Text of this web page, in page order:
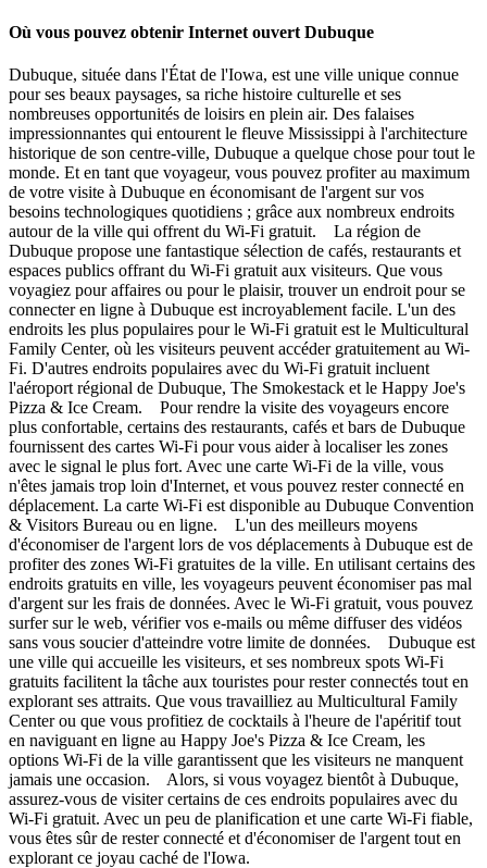
Où vous pouvez obtenir Internet ouvert Dubuque
Dubuque, située dans l'État de l'Iowa, est une ville unique connue
pour ses beaux paysages, sa riche histoire culturelle et ses
nombreuses opportunités de loisirs en plein air. Des falaises
impressionnantes qui entourent le fleuve Mississippi à l'architecture
historique de son centre-ville, Dubuque a quelque chose pour tout le
monde. Et en tant que voyageur, vous pouvez profiter au maximum
de votre visite à Dubuque en économisant de l'argent sur vos
besoins technologiques quotidiens ; grâce aux nombreux endroits
autour de la ville qui offrent du Wi-Fi gratuit. La région de
Dubuque propose une fantastique sélection de cafés, restaurants et
espaces publics offrant du Wi-Fi gratuit aux visiteurs. Que vous
voyagiez pour affaires ou pour le plaisir, trouver un endroit pour se
connecter en ligne à Dubuque est incroyablement facile. L'un des
endroits les plus populaires pour le Wi-Fi gratuit est le Multicultural
Family Center, où les visiteurs peuvent accéder gratuitement au Wi-
Fi. D'autres endroits populaires avec du Wi-Fi gratuit incluent
l'aéroport régional de Dubuque, The Smokestack et le Happy Joe's
Pizza & Ice Cream. Pour rendre la visite des voyageurs encore
plus confortable, certains des restaurants, cafés et bars de Dubuque
fournissent des cartes Wi-Fi pour vous aider à localiser les zones
avec le signal le plus fort. Avec une carte Wi-Fi de la ville, vous
n'êtes jamais trop loin d'Internet, et vous pouvez rester connecté en
déplacement. La carte Wi-Fi est disponible au Dubuque Convention
& Visitors Bureau ou en ligne. L'un des meilleurs moyens
d'économiser de l'argent lors de vos déplacements à Dubuque est de
profiter des zones Wi-Fi gratuites de la ville. En utilisant certains des
endroits gratuits en ville, les voyageurs peuvent économiser pas mal
d'argent sur les frais de données. Avec le Wi-Fi gratuit, vous pouvez
surfer sur le web, vérifier vos e-mails ou même diffuser des vidéos
sans vous soucier d'atteindre votre limite de données. Dubuque est
une ville qui accueille les visiteurs, et ses nombreux spots Wi-Fi
gratuits facilitent la tâche aux touristes pour rester connectés tout en
explorant ses attraits. Que vous travailliez au Multicultural Family
Center ou que vous profitiez de cocktails à l'heure de l'apéritif tout
en naviguant en ligne au Happy Joe's Pizza & Ice Cream, les
options Wi-Fi de la ville garantissent que les visiteurs ne manquent
jamais une occasion. Alors, si vous voyagez bientôt à Dubuque,
assurez-vous de visiter certains de ces endroits populaires avec du
Wi-Fi gratuit. Avec un peu de planification et une carte Wi-Fi fiable,
vous êtes sûr de rester connecté et d'économiser de l'argent tout en
explorant ce joyau caché de l'Iowa.